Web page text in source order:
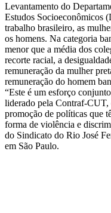
Levantamento do
Estudos Socioeconômicos
trabalho brasileiro, as
os homens. Na categoria
menor que a média dos
recorte racial, a
remuneração da mulher
remuneração do homem
“Este é um esforço
liderado pela Contraf-CUT,
promoção de políticas que
forma de violência e
do Sindicato do Rio José
em São Paulo.